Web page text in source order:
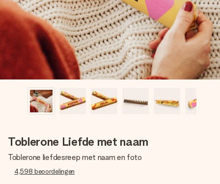
jullie foto of een boodschap die raakt. Zonder gedoe, maar
met alle aandacht voor het moment.
Toblerone Liefde met naam
Toblerone liefdesreep met naam en foto
4,598 beoordelingen